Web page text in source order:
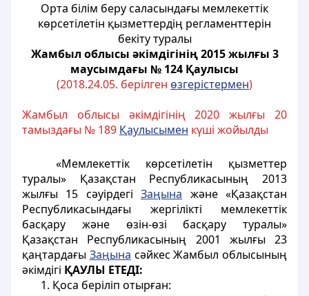
Орта білім беру саласындағы мемлекеттік
көрсетілетін қызметтердің регламенттерін
бекіту туралы
Жамбыл облысы әкімдігінің 2015 жылғы 3
маусымдағы № 124 Қаулысы
(2018.24.05. берілген өзгерістермен)
Жамбыл облысы әкімдігінің 2020 жылғы 20
тамыздағы № 189 Қаулысымен күші жойылды
«Мемлекеттік көрсетілетін қызметтер
туралы» Қазақстан Республикасының 2013
жылғы 15 сәуірдегіЗаңына және «Қазақстан
Республикасындағы жергілікті мемлекеттік
басқару және өзін-өзі басқару туралы»
Қазақстан Республикасының 2001 жылғы 23
қаңтардағы Заңына сәйкес Жамбыл облысының
әкімдігі ҚАУЛЫ ЕТЕДІ:
1. Қоса беріліп отырған: